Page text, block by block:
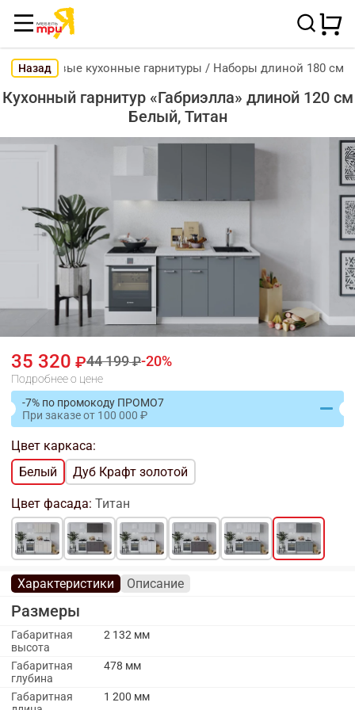
НазадГотовые кухонные гарнитуры / Наборы длиной 180 см
Кухонный гарнитур «Габриэлла» длиной 120 см
Белый, Титан
35 320 44 199 20
Подробнее о цене
-7% по промокоду ПРОМО7
При заказеот 100 000
Цвет каркаса:
Белый
Дуб Крафт золотой
Цвет фасада: Титан
Характеристики Описание
Размеры
Габаритная
высота
2 132 мм
Габаритная
глубина
478 мм
Габаритная
1 200 мм